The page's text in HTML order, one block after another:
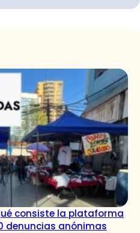
consiste la plataforma
denuncias anónimas